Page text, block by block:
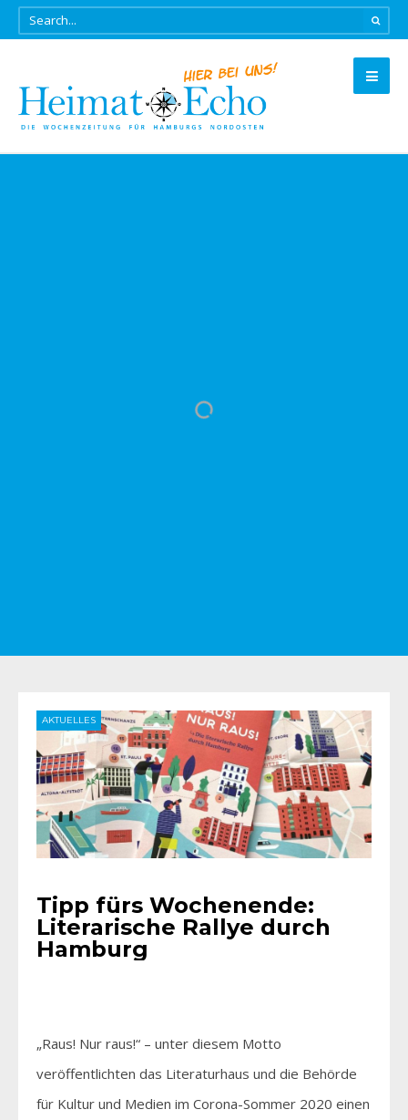
AKTUELLES
Tipp fürs Wochenende:
Literarische Rallye durch
Hamburg
„Raus! Nur raus!“ – unter diesem Motto
veröffentlichten das Literaturhaus und die Behörde
für Kultur und Medien im Corona-Sommer 2020 einen